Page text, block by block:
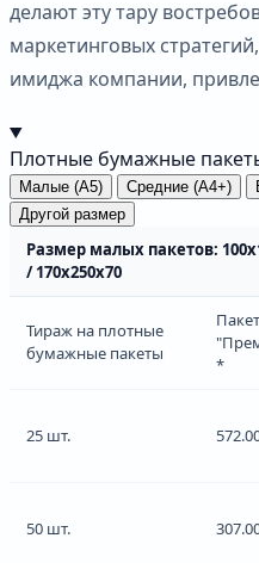
делают эту тару
маркетинговых
имиджа компании,
Плотные бумажные
Малые (А5) Средние (А4+)
Другой размер
Размер малых пакетов:
/ 170х250х70
Тираж на плотные
бумажные пакеты
*
25 шт.
50 шт.